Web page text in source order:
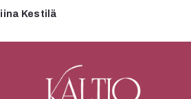
Kestilä